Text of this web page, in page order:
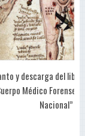
y descarga del
Médico Forense
Nacional”